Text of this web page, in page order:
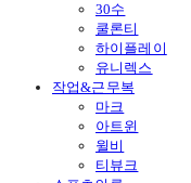
30수
쿨론티
하이플레이
유니렉스
작업&근무복
마크
아트윈
윌비
티뷰크